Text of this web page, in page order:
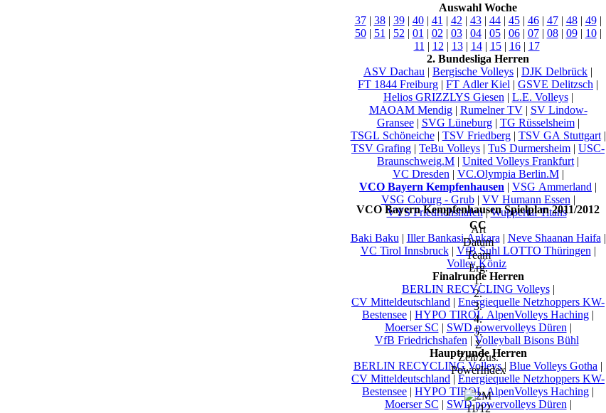
Auswahl Woche
37| 38| 39| 40| 41 | 42 | 43| 44| 45| 46| 47| 48| 49|
50| 51 | 52 | 01 | 02 | 03| 04| 05| 06| 07| 08| 09| 10|
11 | 12 | 13| 14| 15| 16| 17
2. Bundesliga Herren
ASV Dachau | Bergische Volleys | DJK Delbrück |
FT 1844 Freiburg | FT Adler Kiel | GSVE Delitzsch |
Helios GRIZZLYS Giesen | L.E. Volleys|
MAOAM Mendig| Rumelner TV| SV Lindow-
Gransee| SVG Lüneburg| TG Rüsselsheim|
TSGL Schöneiche| TSV Friedberg| TSV GA Stuttgart|
TSV Grafing | TeBu Volleys | TuS Durmersheim | USC-
Braunschweig.M | United Volleys Frankfurt |
VC Dresden | VC.Olympia Berlin.M|
VCO Bayern Kempfenhausen | VSG Ammerland |
VSG Coburg - Grub| VV Humann Essen |
VYS Friedrichshafen|Wuppertal Titans
CC
Baki Baku | Iller Bankasi Ankara | Neve Shaanan Haifa |
VC Tirol Innsbruck| VfB Suhl LOTTO Thüringen |
Volley Köniz
Finalrunde Herren
BERLIN RECYCLING Volleys|
CV Mitteldeutschland | Energiequelle Netzhoppers KW-
Bestensee | HYPO TIROL AlpenVolleys Haching |
Moerser SC | SWD powervolleys Düren |
VfB Friedrichshafen | Volleyball Bisons Bühl
Hauptrunde Herren
BERLIN RECYCLING Volleys| Blue Volleys Gotha |
CV Mitteldeutschland | Energiequelle Netzhoppers KW-
Bestensee | HYPO TIROL AlpenVolleys Haching |
Moerser SC | SWD powervolleys Düren |
VCO Bayern Kempfenhausen Spielplan 2011/2012
Art
Datum
Team
Erg.
1.
2.
3.
4.
5.
Σ
Zeit/Zus.
PowerIndex
11/12